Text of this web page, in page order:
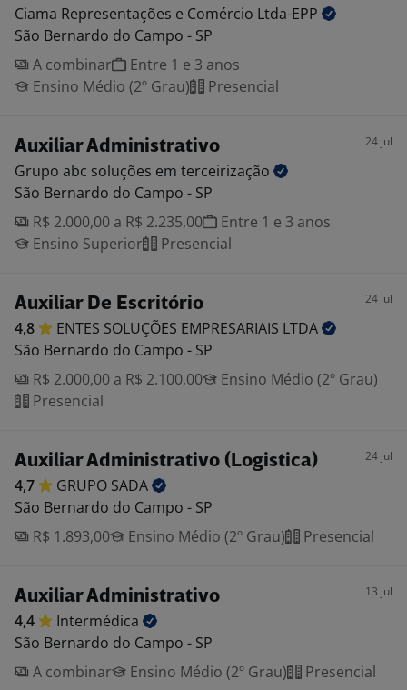
Ciama Representações e Comércio Ltda-EPP
São Bernardo do Campo - SP
A combinar
Entre 1 e 3 anos
Ensino Médio (2º Grau)
Presencial
Auxiliar Administrativo 24 jul
Grupo abc soluções em terceirização
São Bernardo do Campo - SP
R$ 2.000,00 a R$ 2.235,00
Entre 1 e 3 anos
Ensino Superior
Presencial
Auxiliar De Escritório 24 jul
4,8 ENTES SOLUÇÕES EMPRESARIAIS LTDA
São Bernardo do Campo - SP
R$ 2.000,00 a R$ 2.100,00
Ensino Médio (2º Grau)
Presencial
Auxiliar Administrativo (Logistica) 24 jul
4,7 GRUPO SADA
São Bernardo do Campo - SP
R$ 1.893,00
Ensino Médio (2º Grau) Presencial
Auxiliar Administrativo 13 jul
4,4
Intermédica
São Bernardo do Campo - SP
A combinar
Ensino Médio (2º Grau)
Presencial